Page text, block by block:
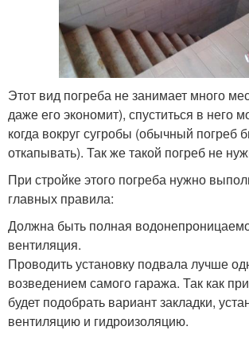
Этот вид погреба не занимает много
даже его экономит), спуститься в него
когда вокруг сугробы (обычный
откапывать). Так же такой погреб не
При стройке этого погреба нужно
главных правила:
Должна быть полная
вентиляция.
Проводить установку подвала лучше
возведением самого гаража. Так как
будет подобрать вариант закладки,
вентиляцию и гидроизоляцию.